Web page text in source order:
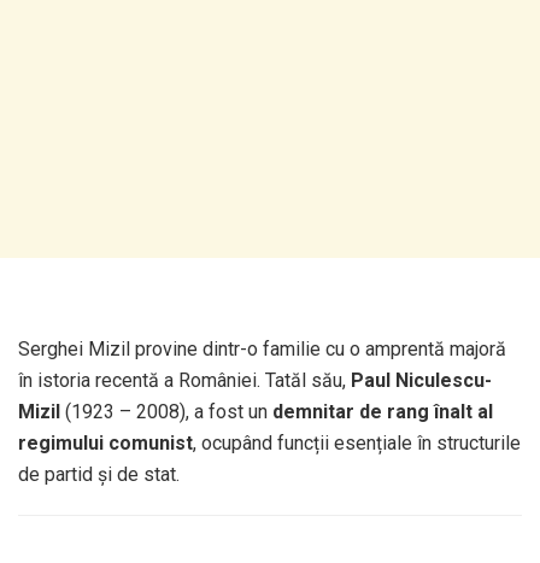
Serghei Mizil provine dintr-o familie cu o amprentă majoră
în istoria recentă a României. Tatăl său, Paul Niculescu-
Mizil (1923 – 2008), a fost un demnitar de rang înalt al
regimului comunist, ocupând funcții esențiale în structurile
de partid și de stat.